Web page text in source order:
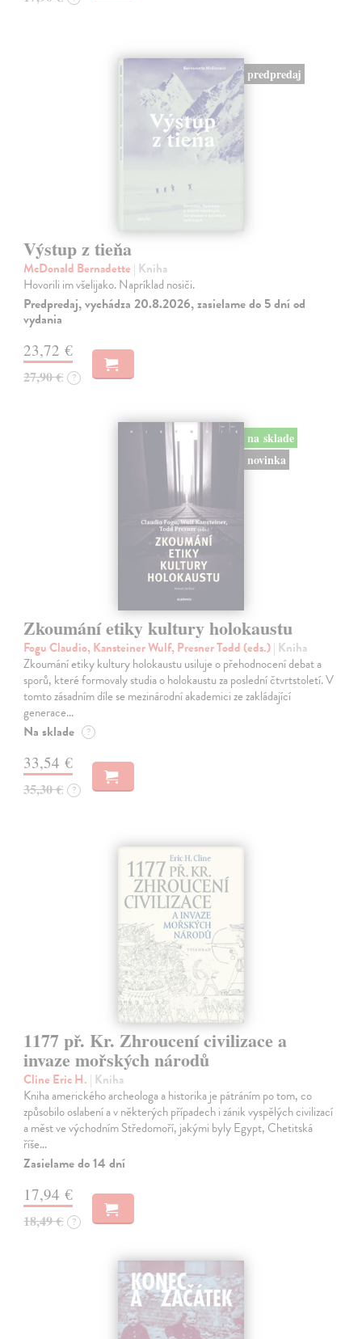
predpredaj
Výstup z tieňa
McDonald Bernadette | Kniha
Hovorili im všelijako. Napríklad nosiči.
Predpredaj, vychádza 20.8.2026, zasielame do 5 dní od
vydania
23,72 €
27,90 € ?
na sklade
novinka
Zkoumání etiky kultury holokaustu
Fogu Claudio, Kansteiner Wulf, Presner Todd (eds.)| Kniha
Zkoumání etiky kultury holokaustu usiluje o přehodnocení debat a
sporů, které formovaly studia o holokaustu za poslední čtvrtstoletí. V
tomto zásadním díle se mezinárodní akademici ze zakládající
generace…
Na sklade ?
33,54 €
35,30 € ?
1177 př. Kr. Zhroucení civilizace a
invaze mořských národů
Cline Eric H. | Kniha
Kniha amerického archeologa a historika je pátráním po tom, co
způsobilo oslabení a v některých případech i zánik vyspělých civilizací
a měst ve východním Středomoří, jakými byly Egypt, Chetitská
říše…
Zasielame do 14 dní
17,94 €
18,49 € ?